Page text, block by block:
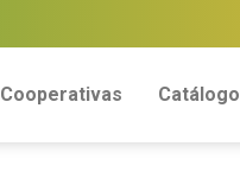
Cooperativas Catálogo